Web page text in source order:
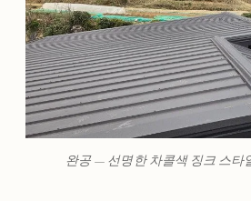
완공 — 선명한 차콜색 징크 스타